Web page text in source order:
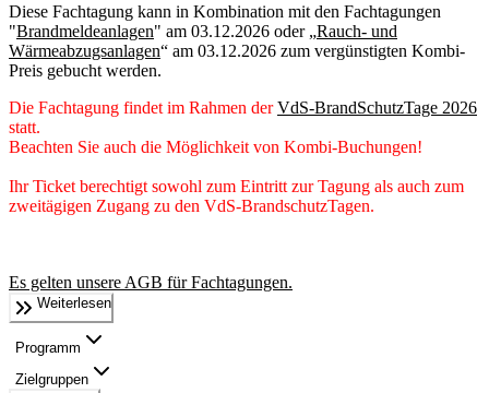
Diese Fachtagung kann in Kombination mit den Fachtagungen
"Brandmeldeanlagen" am 03.12.2026 oder „Rauch- und
Wärmeabzugsanlagen“ am 03.12.2026 zum vergünstigten Kombi-
Preis gebucht werden.
Die Fachtagung findet im Rahmen der VdS-BrandSchutzTage 2026
statt.
Beachten Sie auch die Möglichkeit von Kombi-Buchungen!
Ihr Ticket berechtigt sowohl zum Eintritt zur Tagung als auch zum
zweitägigen Zugang zu den VdS-BrandschutzTagen.
Es gelten unsere AGB für Fachtagungen.
Weiterlesen
Programm
Zielgruppen